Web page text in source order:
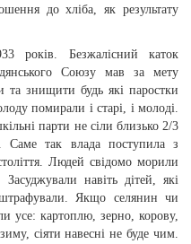
до хліба, як результату
років. Безжалісний каток
Союзу мав за мету
та знищити будь які паростки
помирали і старі, і молоді.
парти не сіли близько 2/3
так влада поступила з
Людей свідомо морили
навіть дітей, які
Якщо селянин чи
усе: картоплю, зерно, корову,
сіяти навесні не буде чим.